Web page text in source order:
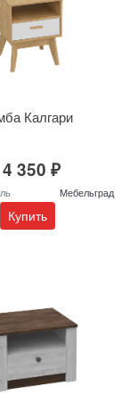
Калгари
4 350 ₽
Мебельград
Купить